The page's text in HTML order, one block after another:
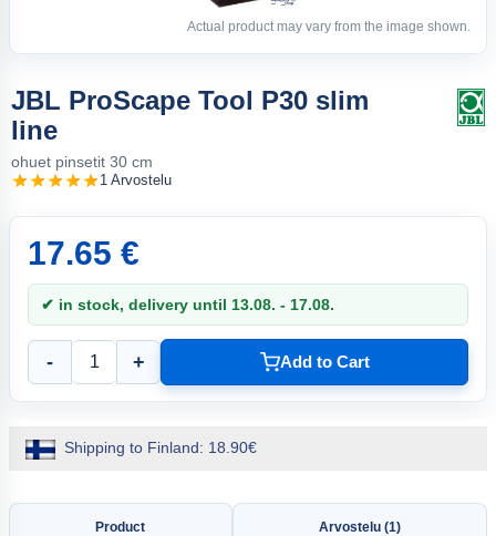
Actual product may vary from the image shown.
JBL ProScape Tool P30 slim
line
ohuet pinsetit 30 cm
1 Arvostelu
17.65 €
✔ in stock, delivery until 13.08. - 17.08.
- + Add to Cart
Shipping to Finland: 18.90€
Product Arvostelu (1)